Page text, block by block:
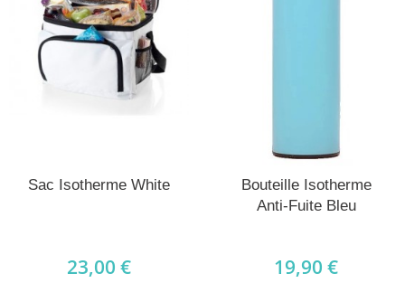
Sac Isotherme White
23,00 €
Bouteille Isotherme
Anti-Fuite Bleu
19,90 €